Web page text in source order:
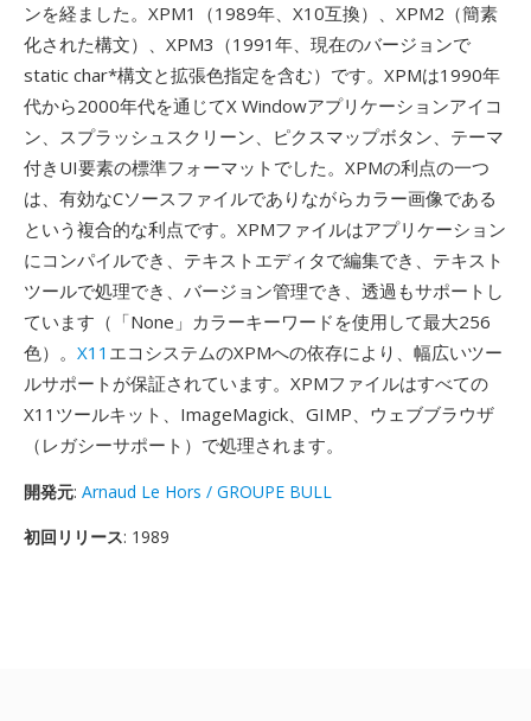
ンを経ました。XPM1（1989年、X10互換）、XPM2（簡素
化された構文）、XPM3（1991年、現在のバージョンで
static char*構文と拡張色指定を含む）です。XPMは1990年
代から2000年代を通じてX Windowアプリケーションアイコ
ン、スプラッシュスクリーン、ピクスマップボタン、テーマ
付きUI要素の標準フォーマットでした。XPMの利点の一つ
は、有効なCソースファイルでありながらカラー画像である
という複合的な利点です。XPMファイルはアプリケーション
にコンパイルでき、テキストエディタで編集でき、テキスト
ツールで処理でき、バージョン管理でき、透過もサポートし
ています（「None」カラーキーワードを使用して最大256
色）。 X11 エコシステムのXPMへの依存により、幅広いツー
ルサポートが保証されています。XPMファイルはすべての
X11ツールキット、ImageMagick、GIMP、ウェブブラウザ
（レガシーサポート）で処理されます。
開発元: Arnaud Le Hors / GROUPE BULL
初回リリース: 1989